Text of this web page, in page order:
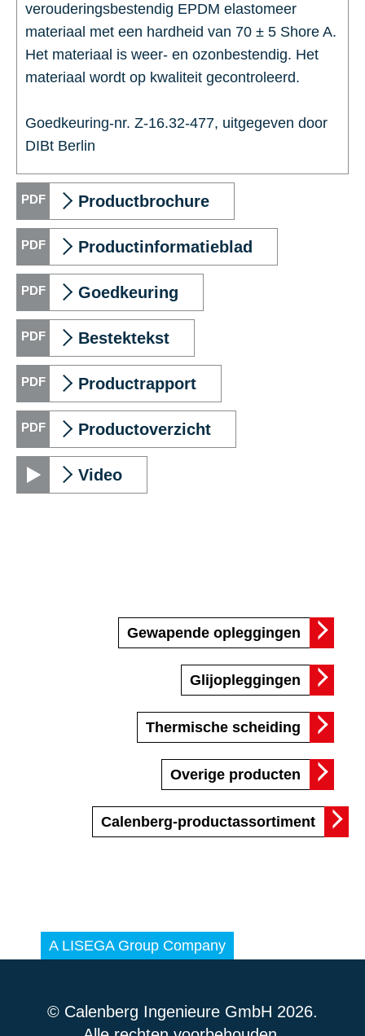
verouderingsbestendig EPDM elastomeer
materiaal met een hardheid van 70 ± 5 Shore A.
Het materiaal is weer- en ozonbestendig. Het
materiaal wordt op kwaliteit gecontroleerd.
Goedkeuring-nr. Z-16.32-477, uitgegeven door
DIBt Berlin
Productbrochure
Productinformatieblad
Goedkeuring
Bestektekst
Productrapport
Productoverzicht
Video
Gewapende opleggingen
Glijopleggingen
Thermische scheiding
Overige producten
Calenberg-productassortiment
© Calenberg Ingenieure GmbH 2026.